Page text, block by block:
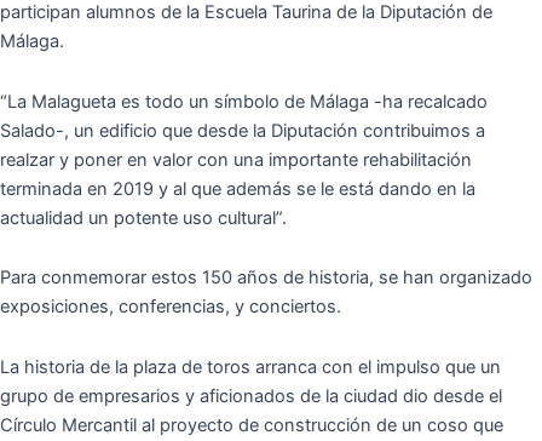
participan alumnos de la Escuela Taurina de la Diputación de
Málaga.
“La Malagueta es todo un símbolo de Málaga -ha recalcado
Salado-, un edificio que desde la Diputación contribuimos a
realzar y poner en valor con una importante rehabilitación
terminada en 2019 y al que además se le está dando en la
actualidad un potente uso cultural”.
Para conmemorar estos 150 años de historia, se han organizado
exposiciones, conferencias, y conciertos.
La historia de la plaza de toros arranca con el impulso que un
grupo de empresarios y aficionados de la ciudad dio desde el
Círculo Mercantil al proyecto de construcción de un coso que